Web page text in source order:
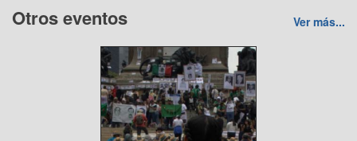
Otros eventos Ver más...